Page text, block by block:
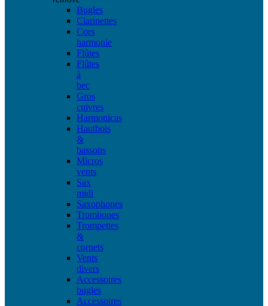
Bugles
Clarinettes
Cors
harmonie
Flûtes
Flûtes
à
bec
Gros
cuivres
Harmonicas
Hautbois
&
bassons
Micros
vents
Sax
midi
Saxophones
Trombones
Trompettes
&
cornets
Vents
divers
Accessoires
bugles
Accessoires